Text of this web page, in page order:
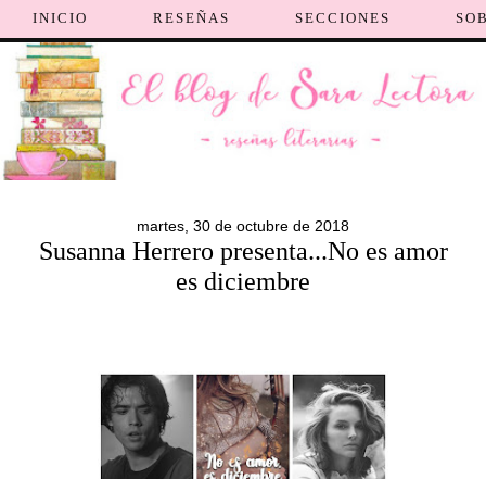
INICIO RESEÑAS SECCIONES
martes, 30 de octubre de 2018
Susanna Herrero presenta...No es amor
es diciembre